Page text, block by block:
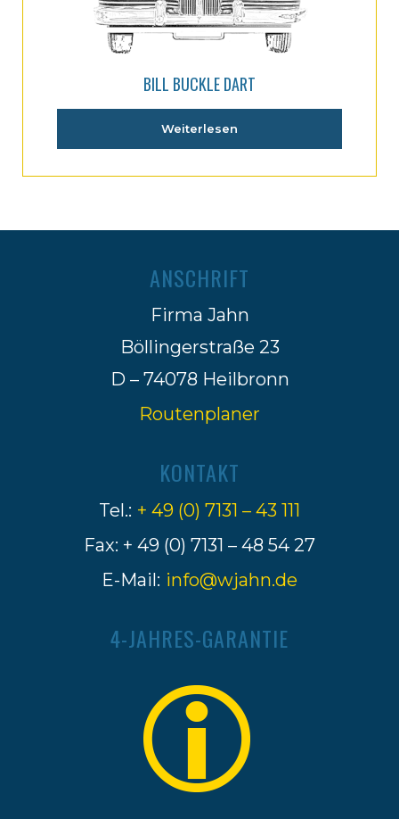
BILL BUCKLE DART
Weiterlesen
ANSCHRIFT
Firma Jahn
Böllingerstraße 23
D – 74078 Heilbronn
Routenplaner
KONTAKT
Tel.: + 49 (0) 7131 – 43 111
Fax: + 49 (0) 7131 – 48 54 27
E-Mail: info@wjahn.de
4-JAHRES-GARANTIE